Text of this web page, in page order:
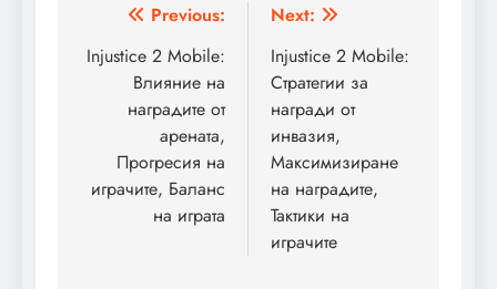
Post
navigation
Previous:
Injustice 2 Mobile:
Влияние на
наградите от
арената,
Прогресия на
играчите, Баланс
на играта
Next:
Injustice 2 Mobile:
Стратегии за
награди от
инвазия,
Максимизиране
на наградите,
Тактики на
играчите